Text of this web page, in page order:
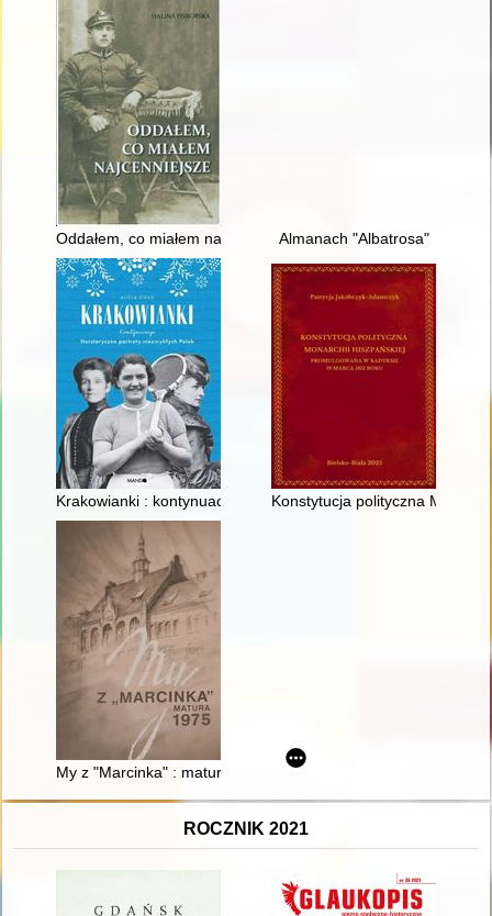
Oddałem, co miałem najcenniejszeAlmanach "Albatrosa"
Krakowianki : kontynuacja : herstoryczne portrety niezwykłych
Konstytucja polityczna
My z "Marcinka" : matura 1975
ROCZNIK 2021